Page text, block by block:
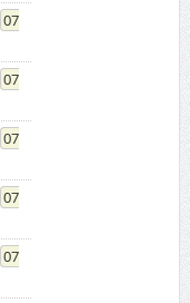
07
07
07
07
07